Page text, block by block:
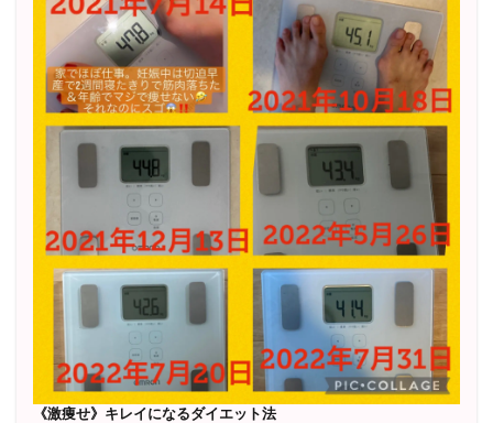
《激痩せ》キレイになるダイエット法